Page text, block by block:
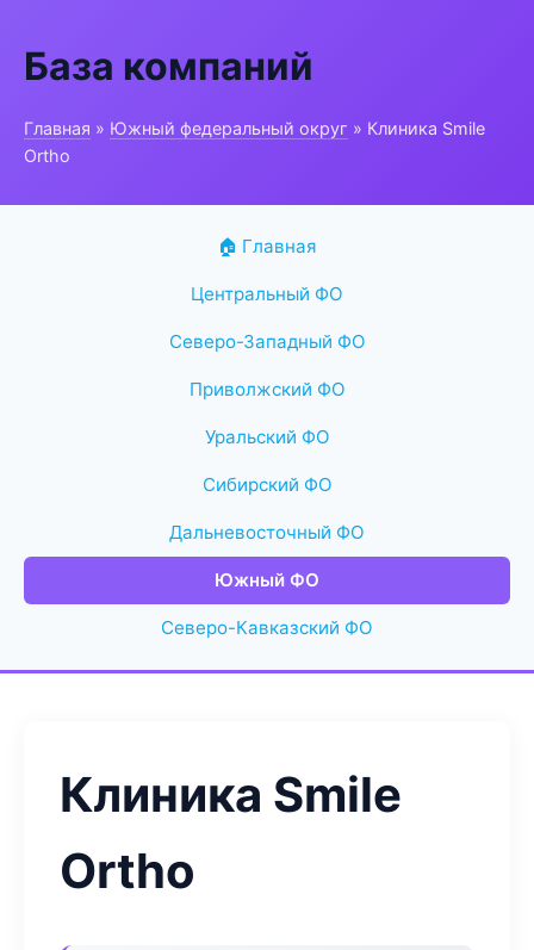
База компаний
Главная » Южный федеральный округ » Клиника Smile
Ortho
🏠 Главная
Центральный ФО
Северо-Западный ФО
Приволжский ФО
Уральский ФО
Сибирский ФО
Дальневосточный ФО
Южный ФО
Северо-Кавказский ФО
Клиника Smile
Ortho